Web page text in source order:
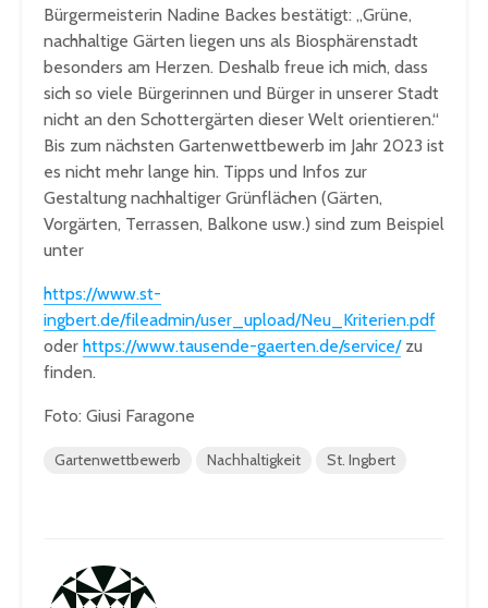
Bürgermeisterin Nadine Backes bestätigt: „Grüne,
nachhaltige Gärten liegen uns als Biosphärenstadt
besonders am Herzen. Deshalb freue ich mich, dass
sich so viele Bürgerinnen und Bürger in unserer Stadt
nicht an den Schottergärten dieser Welt orientieren.“
Bis zum nächsten Gartenwettbewerb im Jahr 2023 ist
es nicht mehr lange hin. Tipps und Infos zur
Gestaltung nachhaltiger Grünflächen (Gärten,
Vorgärten, Terrassen, Balkone usw.) sind zum Beispiel
unter
https://www.st-
ingbert.de/fileadmin/user_upload/Neu_Kriterien.pdf
oder https://www.tausende-gaerten.de/service/zu
finden.
Foto: Giusi Faragone
Gartenwettbewerb Nachhaltigkeit St. Ingbert